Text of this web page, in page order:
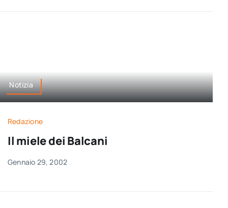
Notizia
Redazione
Il miele dei Balcani
Gennaio 29, 2002